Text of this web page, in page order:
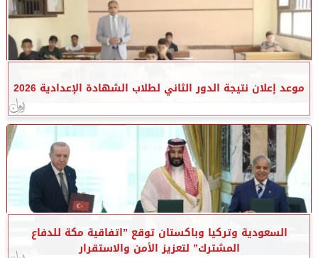
موعد إعلان نتيجة الدور الثاني لطلاب الشهادة الإعدادية 2026
السعودية وتركيا وباكستان توقع ”اتفاقية مكة للدفاع
المشترك” لتعزيز الأمن والاستقرار